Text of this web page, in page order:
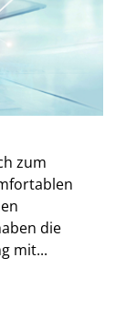
zum
die
mit...